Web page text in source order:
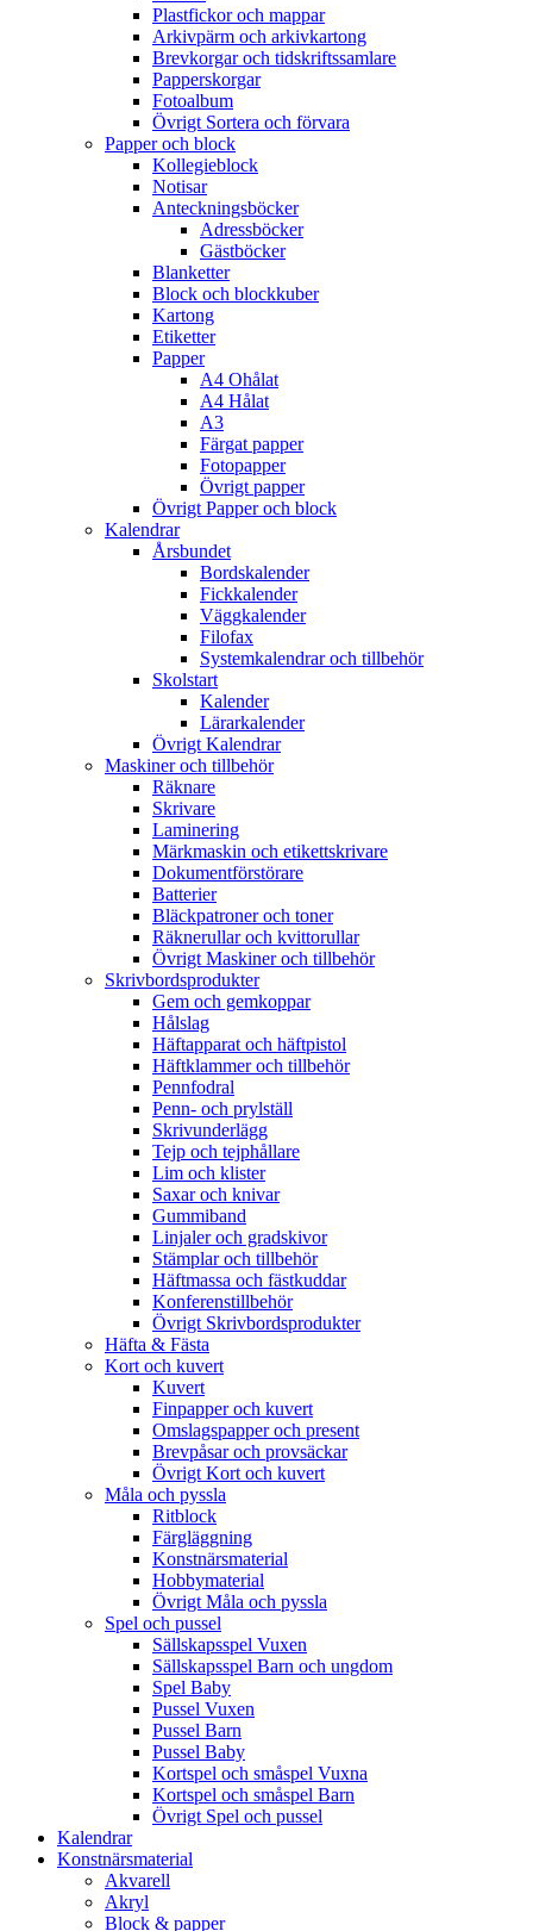
Plastfickor och mappar
Arkivpärm och arkivkartong
Brevkorgar och tidskriftssamlare
Papperskorgar
Fotoalbum
Övrigt Sortera och förvara
Papper och block
Kollegieblock
Notisar
Anteckningsböcker
Adressböcker
Gästböcker
Blanketter
Block och blockkuber
Kartong
Etiketter
Papper
A4 Ohålat
A4 Hålat
A3
Färgat papper
Fotopapper
Övrigt papper
Övrigt Papper och block
Kalendrar
Årsbundet
Bordskalender
Fickkalender
Väggkalender
Filofax
Systemkalendrar och tillbehör
Skolstart
Kalender
Lärarkalender
Övrigt Kalendrar
Maskiner och tillbehör
Räknare
Skrivare
Laminering
Märkmaskin och etikettskrivare
Dokumentförstörare
Batterier
Bläckpatroner och toner
Räknerullar och kvittorullar
Övrigt Maskiner och tillbehör
Skrivbordsprodukter
Gem och gemkoppar
Hålslag
Häftapparat och häftpistol
Häftklammer och tillbehör
Pennfodral
Penn- och prylställ
Skrivunderlägg
Tejp och tejphållare
Lim och klister
Saxar och knivar
Gummiband
Linjaler och gradskivor
Stämplar och tillbehör
Häftmassa och fästkuddar
Konferenstillbehör
Övrigt Skrivbordsprodukter
Häfta & Fästa
Kort och kuvert
Kuvert
Finpapper och kuvert
Omslagspapper och present
Brevpåsar och provsäckar
Övrigt Kort och kuvert
Måla och pyssla
Ritblock
Färgläggning
Konstnärsmaterial
Hobbymaterial
Övrigt Måla och pyssla
Spel och pussel
Sällskapsspel Vuxen
Sällskapsspel Barn och ungdom
Spel Baby
Pussel Vuxen
Pussel Barn
Pussel Baby
Kortspel och småspel Vuxna
Kortspel och småspel Barn
Övrigt Spel och pussel
Kalendrar
Konstnärsmaterial
Akvarell
Akryl
Block & papper